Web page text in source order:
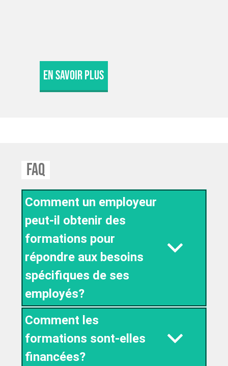
En savoir plus
FAQ
Comment un employeur
peut-il obtenir des
formations pour
répondre aux besoins
spécifiques de ses
employés?
Comment les
formations sont-elles
financées?